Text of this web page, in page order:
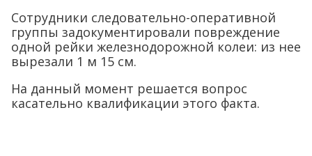
Сотрудники следовательно-оперативной
группы задокументировали повреждение
одной рейки железнодорожной колеи: из нее
вырезали 1 м 15 см.
На данный момент решается вопрос
касательно квалификации этого факта.